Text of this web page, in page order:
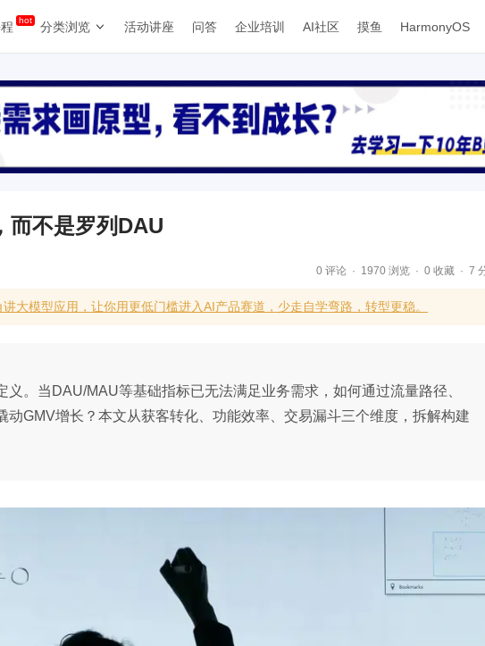
分类浏览 活动讲座 问答 企业培训 AI社区 摸鱼 HarmonyOS
而不是罗列DAU
0 评论 1970 浏览 0 收藏 7
大模型应用，让你用更低门槛进入AI产品赛道，少走自学弯路，转型更稳。
。当DAU/MAU等基础指标已无法满足业务需求，如何通过流量路径、
动GMV增长？本文从获客转化、功能效率、交易漏斗三个维度，拆解构建